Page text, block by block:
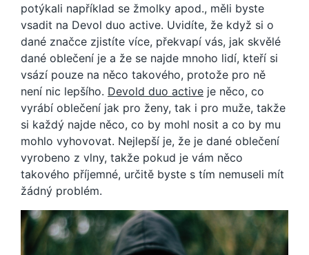
potýkali například se žmolky apod., měli byste
vsadit na Devol duo active. Uvidíte, že když si o
dané značce zjistíte více, překvapí vás, jak skvělé
dané oblečení je a že se najde mnoho lidí, kteří si
vsází pouze na něco takového, protože pro ně
není nic lepšího. Devold duo active je něco, co
vyrábí oblečení jak pro ženy, tak i pro muže, takže
si každý najde něco, co by mohl nosit a co by mu
mohlo vyhovovat. Nejlepší je, že je dané oblečení
vyrobeno z vlny, takže pokud je vám něco
takového příjemné, určitě byste s tím nemuseli mít
žádný problém.